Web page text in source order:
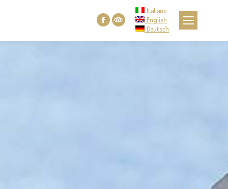
FacebookTripAdvisor
Italiano
English
Deutsch